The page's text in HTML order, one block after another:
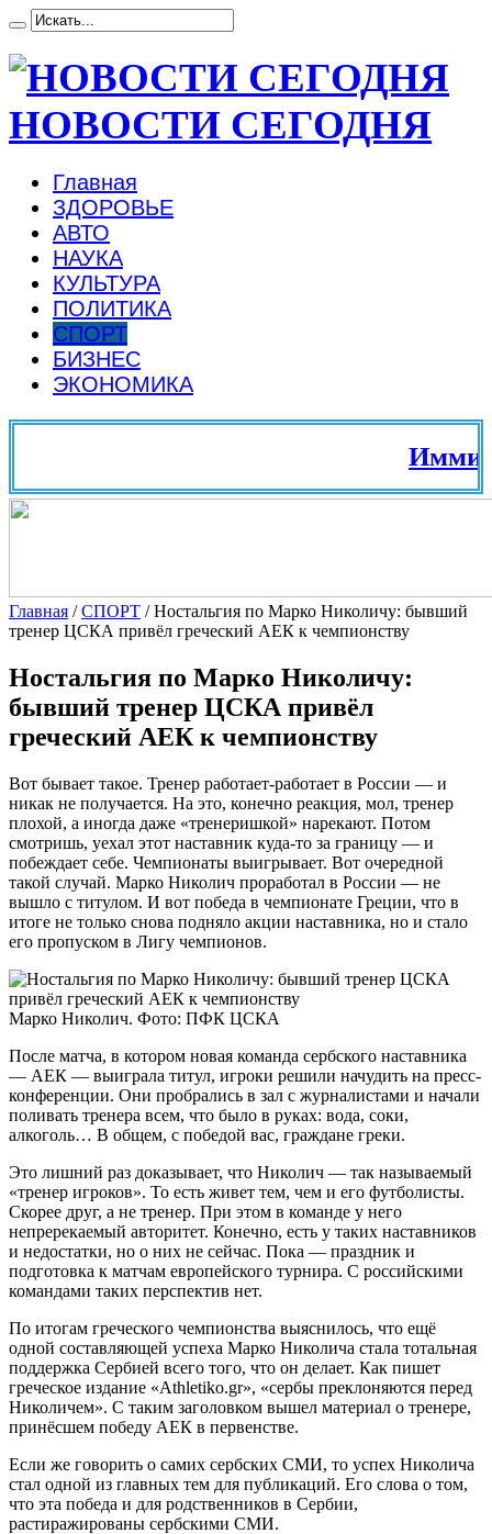
НОВОСТИ СЕГОДНЯ
Главная
ЗДОРОВЬЕ
АВТО
НАУКА
КУЛЬТУРА
ПОЛИТИКА
СПОРТ
БИЗНЕС
ЭКОНОМИКА
Главная /СПОРТ /Ностальгия по Марко Николичу: бывший
тренер ЦСКА привёл греческий АЕК к чемпионству
Ностальгия по Марко Николичу:
бывший тренер ЦСКА привёл
греческий АЕК к чемпионству
Вот бывает такое. Тренер работает-работает в России — и
никак не получается. На это, конечно реакция, мол, тренер
плохой, а иногда даже «тренеришкой» нарекают. Потом
смотришь, уехал этот наставник куда-то за границу — и
побеждает себе. Чемпионаты выигрывает. Вот очередной
такой случай. Марко Николич проработал в России — не
вышло с титулом. И вот победа в чемпионате Греции, что в
итоге не только снова подняло акции наставника, но и стало
его пропуском в Лигу чемпионов.
Марко Николич. Фото: ПФК ЦСКА
После матча, в котором новая команда сербского наставника
— АЕК — выиграла титул, игроки решили начудить на пресс-
конференции. Они пробрались в зал с журналистами и начали
поливать тренера всем, что было в руках: вода, соки,
алкоголь… В общем, с победой вас, граждане греки.
Это лишний раз доказывает, что Николич — так называемый
«тренер игроков». То есть живет тем, чем и его футболисты.
Скорее друг, а не тренер. При этом в команде у него
непререкаемый авторитет. Конечно, есть у таких наставников
и недостатки, но о них не сейчас. Пока — праздник и
подготовка к матчам европейского турнира. С российскими
командами таких перспектив нет.
По итогам греческого чемпионства выяснилось, что ещё
одной составляющей успеха Марко Николича стала тотальная
поддержка Сербией всего того, что он делает. Как пишет
греческое издание «Athletiko.gr», «сербы преклоняются перед
Николичем». С таким заголовком вышел материал о тренере,
принёсшем победу АЕК в первенстве.
Если же говорить о самих сербских СМИ, то успех Николича
стал одной из главных тем для публикаций. Его слова о том,
что эта победа и для родственников в Сербии,
растиражированы сербскими СМИ.